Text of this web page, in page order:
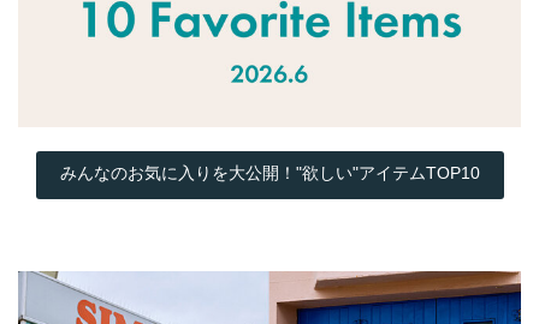
みんなのお気に入りを大公開！"欲しい"アイテムTOP10